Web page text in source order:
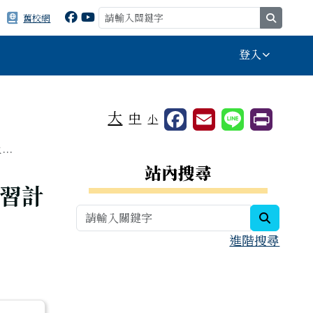
舊校網
登入
⏸
大 中 小
計
右邊區域內容
站內搜尋
進階搜尋